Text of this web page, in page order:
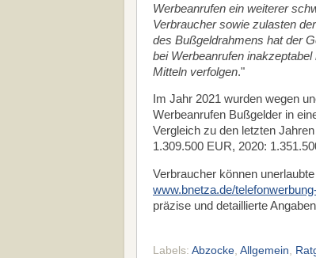
Werbeanrufen ein weiterer
Verbraucher sowie zulasten
des Bußgeldrahmens hat der
bei Werbeanrufen
Mitteln verfolgen."
Im Jahr 2021 wurden wegen
Werbeanrufen Bußgelder in
Vergleich zu den letzten
1.309.500 EUR, 2020:
Verbraucher können
www.bnetza.de/
präzise und detaillierte
Labels: Abzocke, Allgemein,